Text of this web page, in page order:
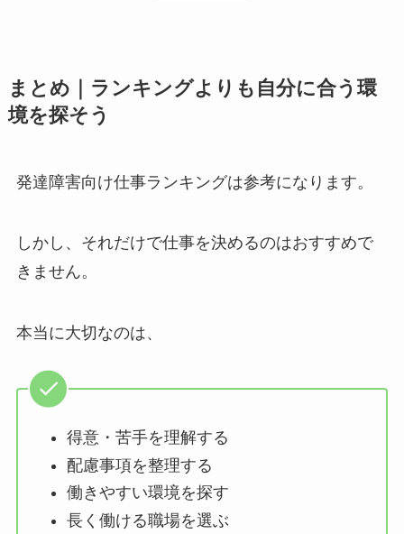
まとめ｜ランキングよりも自分に合う環
境を探そう
発達障害向け仕事ランキングは参考になります。
しかし、それだけで仕事を決めるのはおすすめで
きません。
本当に大切なのは、
得意・苦手を理解する
配慮事項を整理する
働きやすい環境を探す
長く働ける職場を選ぶ